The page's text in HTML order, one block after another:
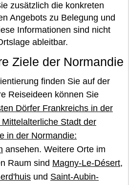
zusätzlich die konkreten
Angebots zu Belegung und
Informationen sind nicht
ableitbar.
Ziele der Normandie
finden Sie auf der
Reiseideen können Sie
Dörfer Frankreichs in der
Stadt der
in der Normandie:
ansehen. Weitere Orte im
Raum sind Magny-Le-Désert,
und Saint-Aubin-